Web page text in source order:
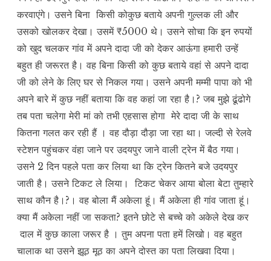
करवाएंगे। उसने बिना किसी कोकुछ बताये अपनी गुल्लक ली और
उसको खोलकर देखा। उसमें ₹5000 थे। उसने सोचा कि इन रुपयों
को खुद चलकर गांव में अपने दादा जी को देकर आऊंगा हमारी उन्हें
बहुत ही जरूरत है। वह बिना किसी को कुछ बताये वहां से अपने दादा
जी को लेने के लिए घर से निकल गया। उसने अपनी मम्मी पापा को भी
अपने बारे में कुछ नहीं बताया कि वह कहां जा रहा है।? जब मुझे ढूंढोगे
तब पता चलेगा मेरी मां को तभी एहसास होगा मेरे दादा जी के साथ
कितना गलत कर रही हैं । वह दौड़ा दौड़ा जा रहा था। जल्दी से रेलवे
स्टेशन पहुंचकर वंहा जाने पर उदयपुर जाने वाली ट्रेन में बैठ गया।
उसने 2 दिन पहले पता कर लिया था कि ट्रेन कितने बजे उदयपुर
जाती है। उसने टिकट ले लिया। टिकट चेकर आया बोला बेटा तुम्हारे
साथ कौन है।?। वह बोला मैं अकेला हूं। मैं अकेला ही गांव जाता हूं।
क्या मैं अकेला नहीं जा सकता? इतने छोटे से बच्चे को अकेले देख कर
दाल में कुछ काला जरूर है । तुम अपना पता हमें लिखो। वह बहुत
चालाक था उसने झूठ मूठ का अपने दोस्त का पता लिखवा दिया।